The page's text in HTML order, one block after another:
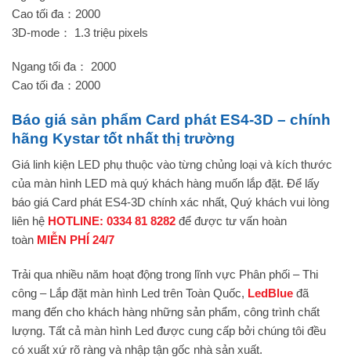
Cao tối đa：2000
3D-mode： 1.3 triệu pixels
Ngang tối đa： 2000
Cao tối đa：2000
Báo giá sản phẩm Card phát ES4-3D – chính
hãng Kystar tốt nhất thị trường
Giá linh kiện LED phụ thuộc vào từng chủng loại và kích thước
của màn hình LED mà quý khách hàng muốn lắp đặt. Để lấy
báo giá Card phát ES4-3D chính xác nhất, Quý khách vui lòng
liên hệ HOTLINE: 0334 81 8282 để được tư vấn hoàn
toàn MIỄN PHÍ 24/7
Trải qua nhiều năm hoạt động trong lĩnh vực Phân phối – Thi
công – Lắp đặt màn hình Led trên Toàn Quốc, LedBlue đã
mang đến cho khách hàng những sản phẩm, công trình chất
lượng. Tất cả màn hình Led được cung cấp bởi chúng tôi đều
có xuất xứ rõ ràng và nhập tận gốc nhà sản xuất.